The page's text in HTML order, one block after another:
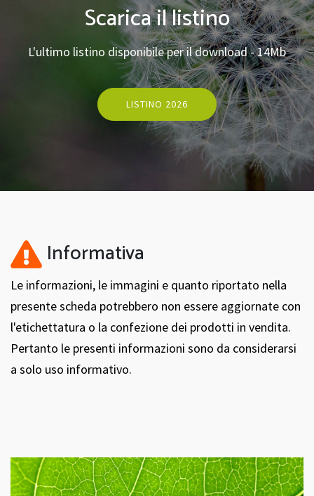
Scarica il listino
L'ultimo listino disponibile per il download - 14Mb
LISTINO 2026
Informativa
Le informazioni, le immagini e quanto riportato nella
presente scheda potrebbero non essere aggiornate con
l'etichettatura o la confezione dei prodotti in vendita.
Pertanto le presenti informazioni sono da considerarsi
a solo uso informativo.